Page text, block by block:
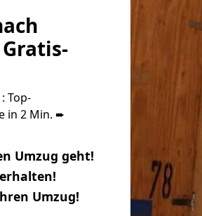
Top-
in 2 Min. ➨
Umzug geht!
Umzug!